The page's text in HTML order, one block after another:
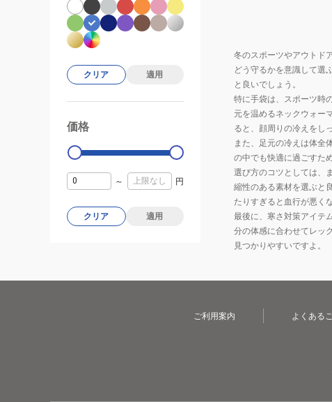
冬のスポーツやアウトド
どう守るかを意識して選
と良いでしょう。
特に手袋は、スポーツ時
元を温めるネックウォー
ると、顔周りの冷えをし
また、足元の冷えは体全
の中でも快適に過ごすた
選び方のコツとしては、
縮性のある素材を選ぶと
たりすぎると血行が悪く
最後に、寒さ対策アイテ
分の体感に合わせてレッ
見つかりやすいですよ。
クリア 適用
価格
0
～ 円
クリア 適用
ご利用案内 よくある